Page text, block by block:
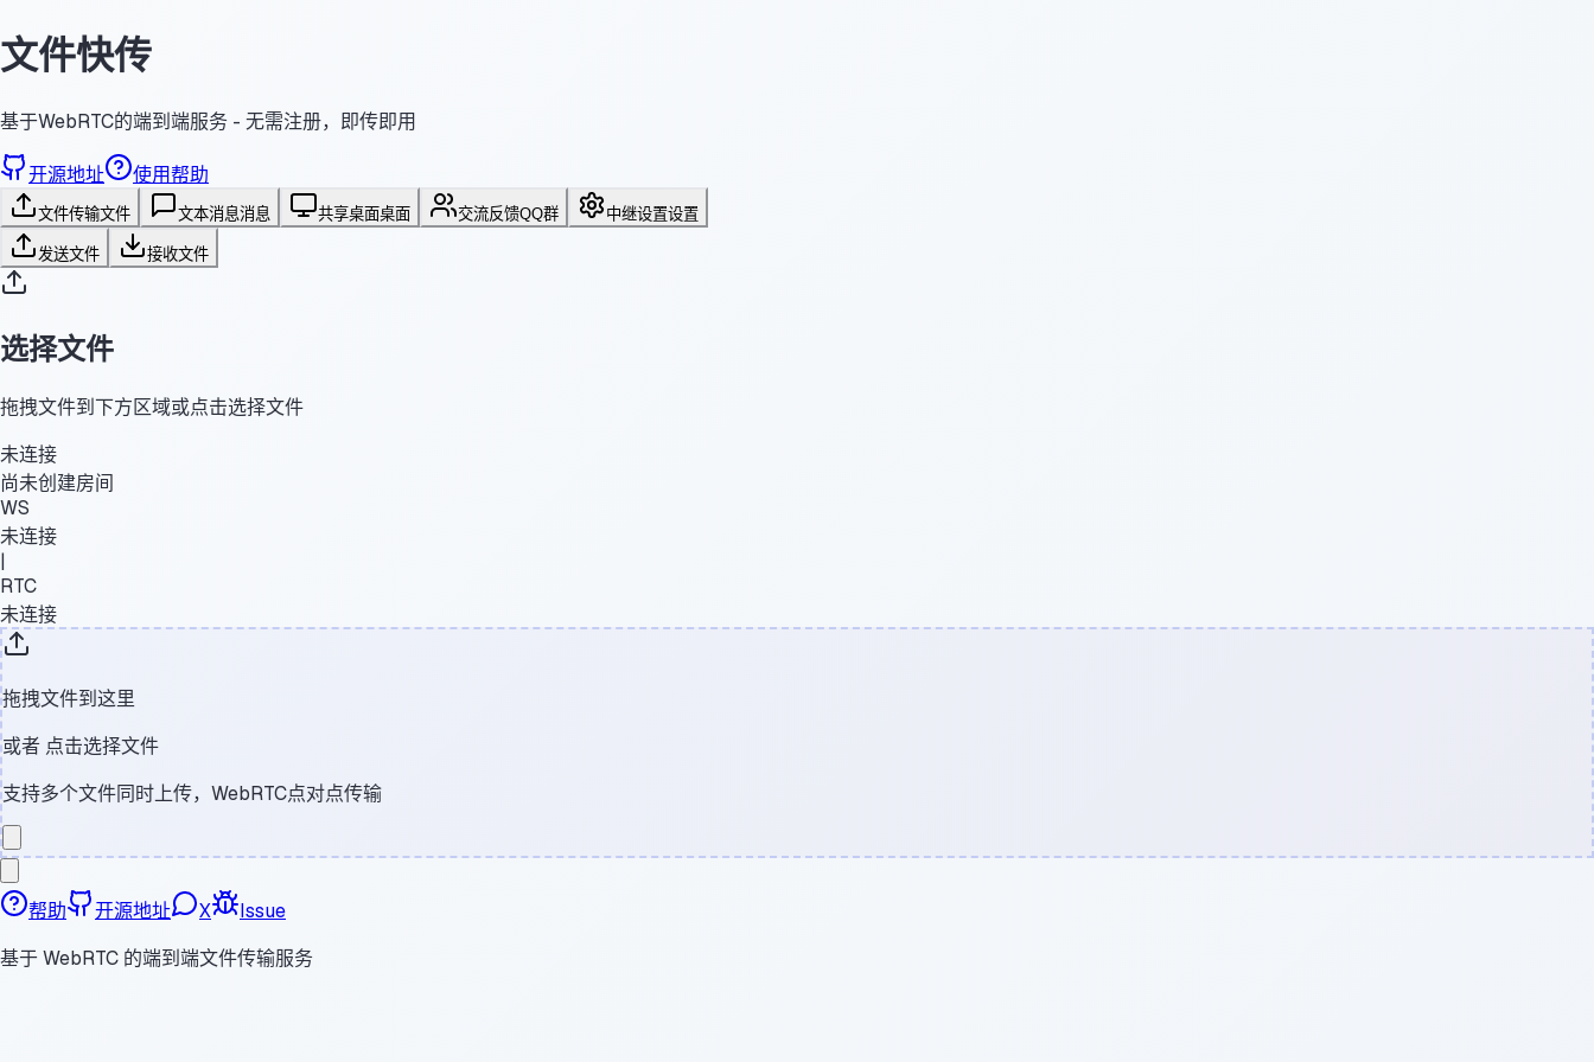
文件快传
基于WebRTC的端到端服务 - 无需注册，即传即用
开源地址 使用帮助
文件传输文件 文本消息消息 共享桌面桌面 交流反馈QQ群 中继设置设置
发送文件 接收文件
选择文件
拖拽文件到下方区域或点击选择文件
未连接
尚未创建房间
WS
未连接
|
RTC
未连接
拖拽文件到这里
或者 点击选择文件
支持多个文件同时上传，WebRTC点对点传输
帮助 开源地址 X
Issue
基于 WebRTC 的端到端文件传输服务